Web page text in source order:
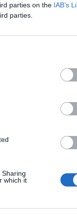
parties on the IAB’s
parties.
which it